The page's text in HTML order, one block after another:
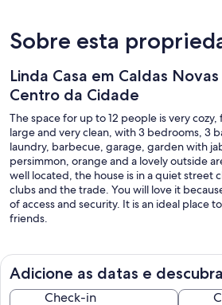
Sobre esta
Linda Casa em Caldas
Centro da Cidade
The space for up to 12 people is very
large and very clean, with 3 bedrooms, 3
laundry, barbecue, garage, garden with
persimmon, orange and a lovely outside
well located, the house is in a quiet street
clubs and the trade. You will love it
of access and security. It is an ideal place
friends.
Adicione as datas e
Check-in